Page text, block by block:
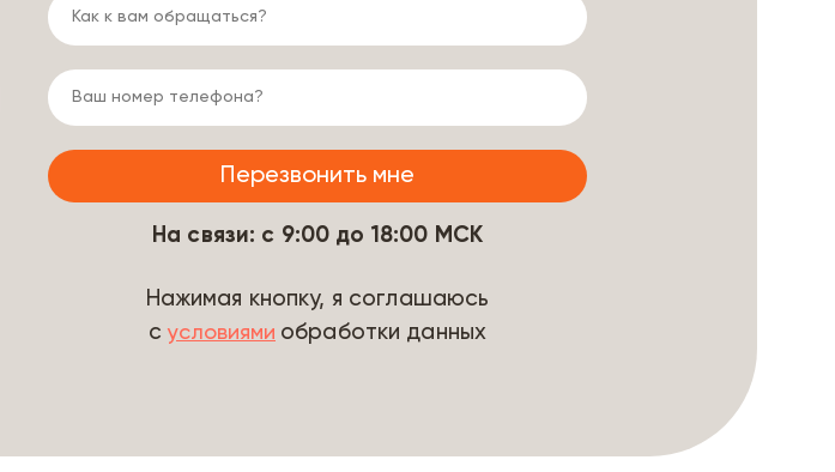
На связи: с 9:00 до 18:00 МСК
Нажимая кнопку, я соглашаюсь
с условиями обработки данных